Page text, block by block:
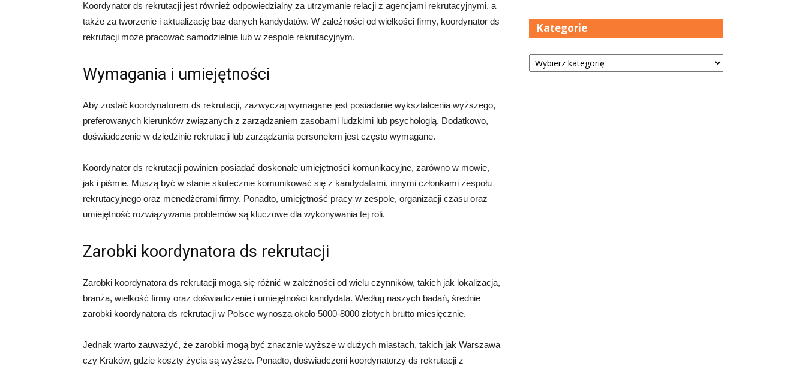
Koordynator ds rekrutacji jest również odpowiedzialny za utrzymanie relacji z agencjami rekrutacyjnymi, a
także za tworzenie i aktualizację baz danych kandydatów. W zależności od wielkości firmy, koordynator ds
rekrutacji może pracować samodzielnie lub w zespole rekrutacyjnym.
Wymagania i umiejętności
Aby zostać koordynatorem ds rekrutacji, zazwyczaj wymagane jest posiadanie wykształcenia wyższego,
preferowanych kierunków związanych z zarządzaniem zasobami ludzkimi lub psychologią. Dodatkowo,
doświadczenie w dziedzinie rekrutacji lub zarządzania personelem jest często wymagane.
Koordynator ds rekrutacji powinien posiadać doskonałe umiejętności komunikacyjne, zarówno w mowie,
jak i piśmie. Muszą być w stanie skutecznie komunikować się z kandydatami, innymi członkami zespołu
rekrutacyjnego oraz menedżerami firmy. Ponadto, umiejętność pracy w zespole, organizacji czasu oraz
umiejętność rozwiązywania problemów są kluczowe dla wykonywania tej roli.
Zarobki koordynatora ds rekrutacji
Zarobki koordynatora ds rekrutacji mogą się różnić w zależności od wielu czynników, takich jak lokalizacja,
branża, wielkość firmy oraz doświadczenie i umiejętności kandydata. Według naszych badań, średnie
zarobki koordynatora ds rekrutacji w Polsce wynoszą około 5000-8000 złotych brutto miesięcznie.
Jednak warto zauważyć, że zarobki mogą być znacznie wyższe w dużych miastach, takich jak Warszawa
czy Kraków, gdzie koszty życia są wyższe. Ponadto, doświadczeni koordynatorzy ds rekrutacji z
Kategorie
Kategorie